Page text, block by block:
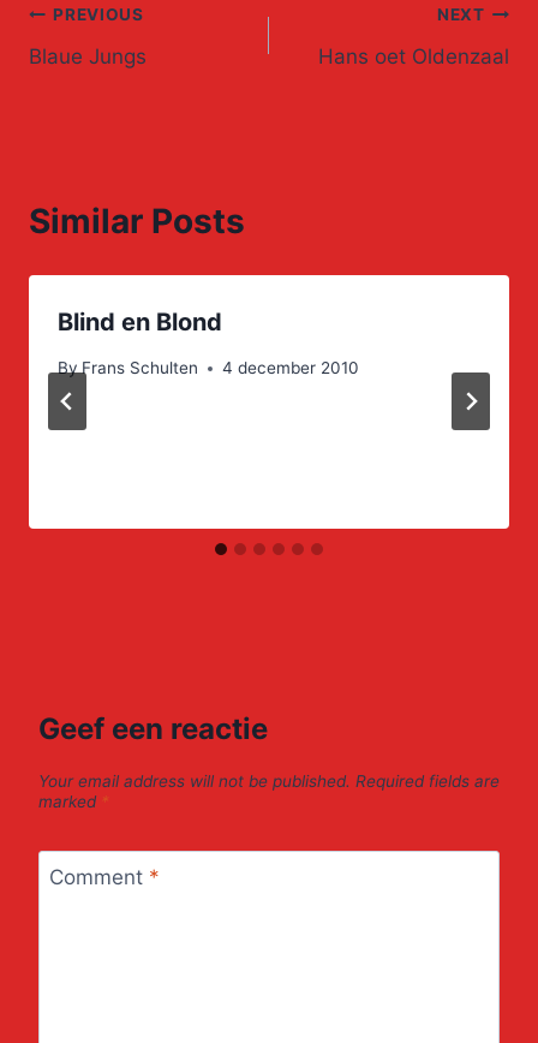
Post
navigation
PREVIOUS
Blaue Jungs
NEXT
Hans oet Oldenzaal
Similar Posts
Blind en Blond
ByFrans Schulten 4 december 2010
Geef een reactie
Your email address will not be published. Required fields are
marked *
Comment *